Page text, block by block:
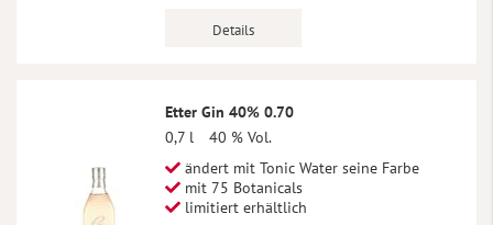
Details
Etter Gin 40% 0.70
0,7 l
40 % Vol.
ändert mit Tonic Water seine Farbe
mit 75 Botanicals
limitiert erhältlich